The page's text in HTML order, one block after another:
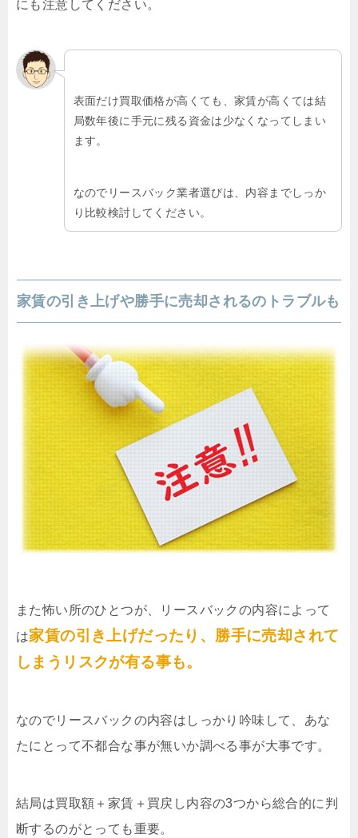
にも注意してください。
表面だけ買取価格が高くても、家賃が高くては結
局数年後に手元に残る資金は少なくなってしまい
ます。
なのでリースバック業者選びは、内容までしっか
り比較検討してください。
家賃の引き上げや勝手に売却されるのトラブルも
また怖い所のひとつが、リースバックの内容によって
は家賃の引き上げだったり、勝手に売却されて
しまうリスクが有る事も。
なのでリースバックの内容はしっかり吟味して、あな
たにとって不都合な事が無いか調べる事が大事です。
結局は買取額＋家賃＋買戻し内容の3つから総合的に判
断するのがとっても重要。